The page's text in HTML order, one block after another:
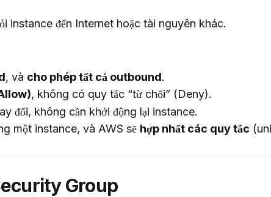
instance đến Internet hoặc tài nguyên khác.
, và cho phép tất cả outbound.
, không có quy tắc “từ chối” (Deny).
đổi, không cần khởi động lại instance.
một instance, và AWS sẽ hợp nhất các quy tắc
Group